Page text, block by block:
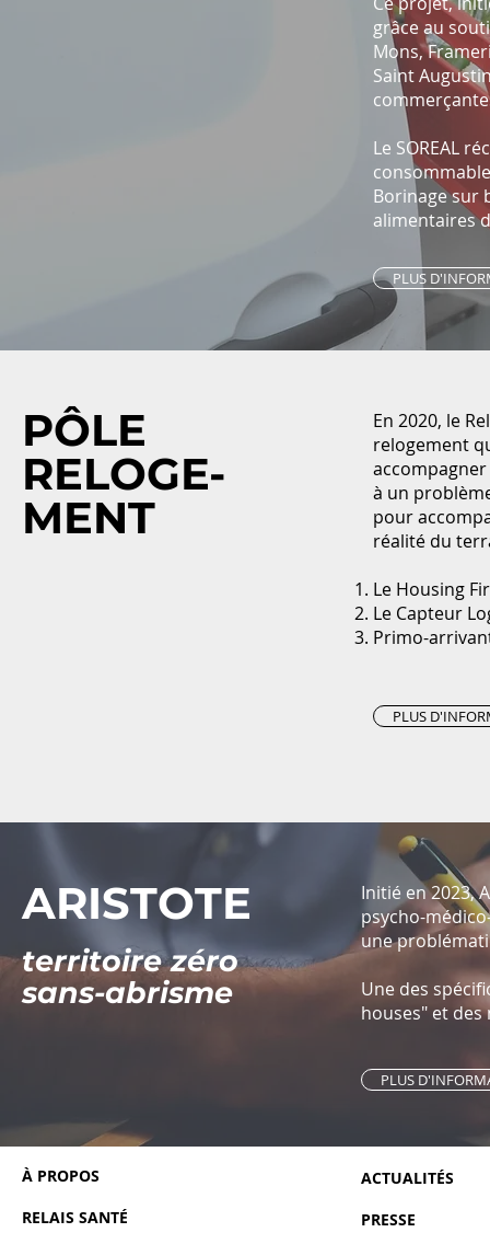
PÔLE
RELOGE-
MENT
grâce au
Mons,
Saint
Le SOREAL
Borinage sur
alimentaires
PLUS
PLUS
ARISTOTE
territoire zéro
sans-abrisme
Initié en 2023,
psycho-
une
Une des
houses" et
PLUS
En 2020, le
relogement
à un
pour
réalité du
Le Housing
Le Capteur
Primo-
À PROPOS
RELAIS SANTÉ
ACTUALIT​ÉS
PRESSE